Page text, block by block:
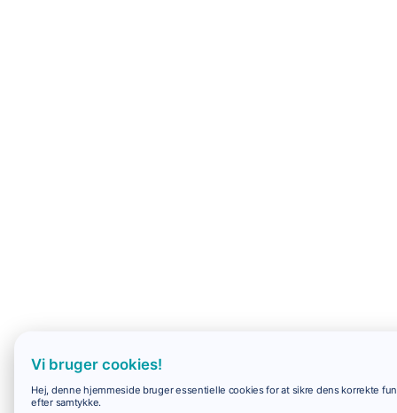
Vi bruger cookies!
Hej, denne hjemmeside bruger essentielle cookies for at sikre dens korrekte
efter samtykke.